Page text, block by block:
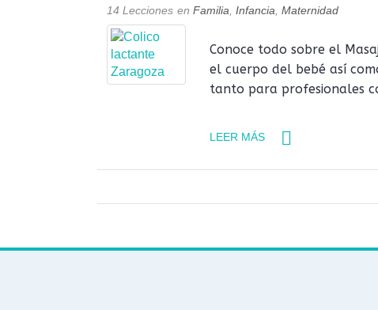
14 Lecciones enFamilia ,Infancia ,Maternidad
Conoce todo sobre el
el cuerpo del bebé así
tanto para profesionales
LEER MÁS